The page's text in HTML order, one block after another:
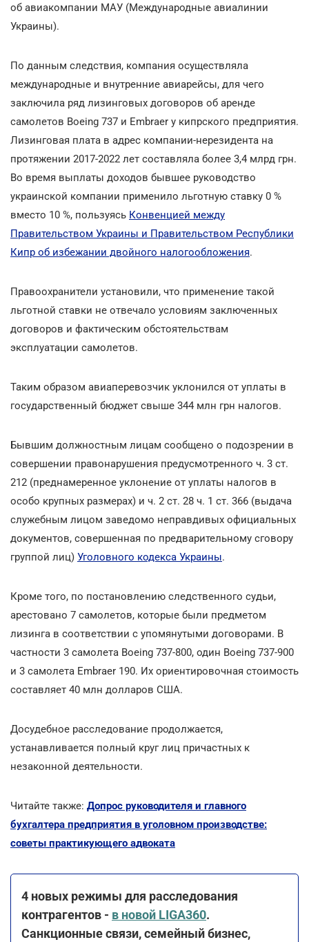
об авиакомпании МАУ (Международные авиалинии
Украины).
По данным следствия, компания осуществляла
международные и внутренние авиарейсы, для чего
заключила ряд лизинговых договоров об аренде
самолетов Boeing 737 и Embraer у кипрского предприятия.
Лизинговая плата в адрес компании-нерезидента на
протяжении 2017-2022 лет составляла более 3,4 млрд грн.
Во время выплаты доходов бывшее руководство
украинской компании применило льготную ставку 0 %
вместо 10 %, пользуясь Конвенцией между
Правительством Украины и Правительством Республики
Кипр об избежании двойного налогообложения.
Правоохранители установили, что применение такой
льготной ставки не отвечало условиям заключенных
договоров и фактическим обстоятельствам
эксплуатации самолетов.
Таким образом авиаперевозчик уклонился от уплаты в
государственный бюджет свыше 344 млн грн налогов.
Бывшим должностным лицам сообщено о подозрении в
совершении правонарушения предусмотренного ч. 3 ст.
212 (преднамеренное уклонение от уплаты налогов в
особо крупных размерах) и ч. 2 ст. 28 ч. 1 ст. 366 (выдача
служебным лицом заведомо неправдивых официальных
документов, совершенная по предварительному сговору
группой лиц) Уголовного кодекса Украины.
Кроме того, по постановлению следственного судьи,
арестовано 7 самолетов, которые были предметом
лизинга в соответствии с упомянутыми договорами. В
частности 3 самолета Boeing 737-800, один Boeing 737-900
и 3 самолета Embraer 190. Их ориентировочная стоимость
составляет 40 млн долларов США.
Досудебное расследование продолжается,
устанавливается полный круг лиц причастных к
незаконной деятельности.
Читайте также: Допрос руководителя и главного
бухгалтера предприятия в уголовном производстве:
советы практикующего адвоката
4 новых режимы для расследования
контрагентов - в новой LIGA360.
Санкционные связи, семейный бизнес,